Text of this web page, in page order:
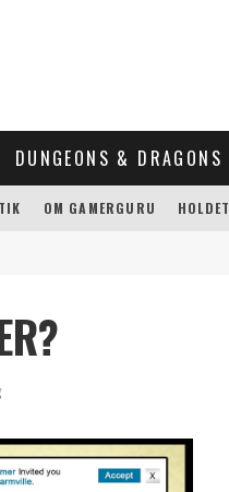
DUNGEONS & DRAGONS
OM GAMERGURU HOLDET